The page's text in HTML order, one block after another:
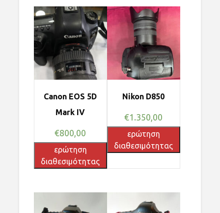
Canon EOS 5D
Mark IV
€800,00
ερώτηση
διαθεσιμότητας
Nikon D850
€1.350,00
ερώτηση
διαθεσιμότητας